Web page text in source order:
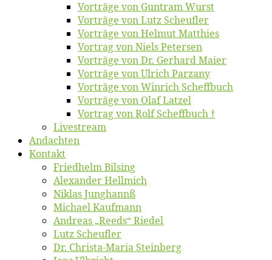
Vor­trä­ge von Gun­tram Wurst
Vor­trä­ge von Lutz Scheufler
Vor­trä­ge von Hel­mut Matthies
Vor­trag von Niels Petersen
Vor­trä­ge von Dr. Ger­hard Maier
Vor­trä­ge von Ul­rich Parzany
Vor­trä­ge von Win­rich Scheffbuch
Vor­trä­ge von Olaf Latzel
Vor­trag von Rolf Scheffbuch †
Live­stream
An­dach­ten
Kon­takt
Fried­helm Bilsing
Alex­an­der Hellmich
Ni­klas Junghannß
Mi­cha­el Kaufmann
An­dre­as „Reeds“ Riedel
Lutz Scheuf­ler
Dr. Chris­­ta-Ma­ria Steinberg